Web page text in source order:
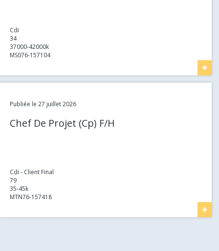
Cdi
34
37000-42000k
MS076-157104
Publiée le 27 juillet 2026
Chef De Projet (Cp) F/H
Cdi - Client Final
79
35-45k
MTN76-157418